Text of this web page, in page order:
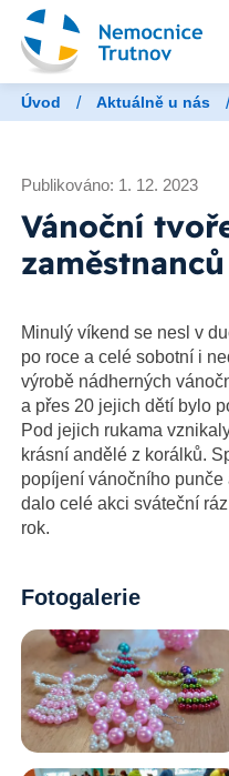
Úvod / Aktuálně u nás /
Publikováno: 1. 12. 2023
Vánoční
zaměstnanců
Minulý víkend se nesl v
po roce a celé sobotní i
výrobě nádherných
a přes 20 jejich dětí bylo
Pod jejich rukama
krásní andělé z korálků.
popíjení vánočního
dalo celé akci sváteční
rok.
Fotogalerie